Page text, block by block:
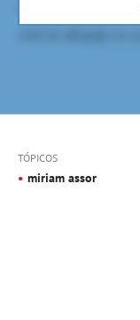
TÓPICOS
miriam assor